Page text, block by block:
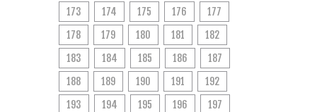
173
174 175 176
177
178
179 180 181
182
183
184 185 186
187
188
189 190 191
192
193
194 195 196
197